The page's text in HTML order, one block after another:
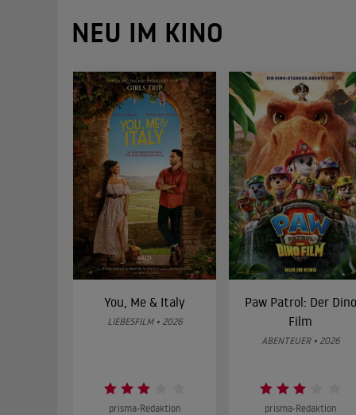
NEU IM KINO
You, Me & Italy
LIEBESFILM • 2026
prisma-Redaktion
Paw Patrol: Der Dino
Film
ABENTEUER • 2026
prisma-Redaktion